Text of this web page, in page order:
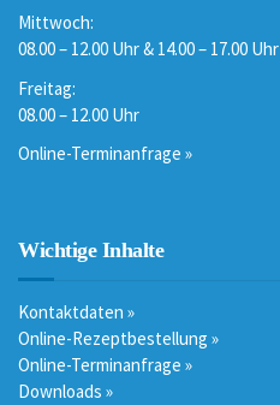
Mittwoch:
08.00 – 12.00 Uhr & 14.00 – 17.00 Uhr
Freitag:
08.00 – 12.00 Uhr
Online-Terminanfrage »
Wichtige Inhalte
Kontaktdaten »
Online-Rezeptbestellung »
Online-Terminanfrage »
Downloads »